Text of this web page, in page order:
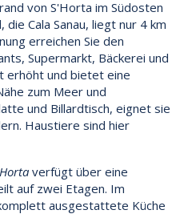
von S'Horta im Südosten
Cala Sanau, liegt nur 4 km
erreichen Sie den
Supermarkt, Bäckerei und
erhöht und bietet eine
zum Meer und
und Billardtisch, eignet sie
Haustiere sind hier
verfügt über eine
auf zwei Etagen. Im
ausgestattete Küche